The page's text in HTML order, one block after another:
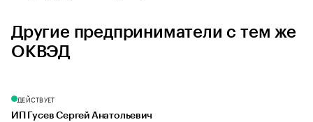
Другие предприниматели с тем же
ОКВЭД
ДЕЙСТВУЕТ
ИП Гусев Сергей Анатольевич